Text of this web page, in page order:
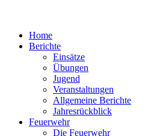
Home
Berichte
Einsätze
Übungen
Jugend
Veranstaltungen
Allgemeine Berichte
Jahresrückblick
Feuerwehr
Die Feuerwehr